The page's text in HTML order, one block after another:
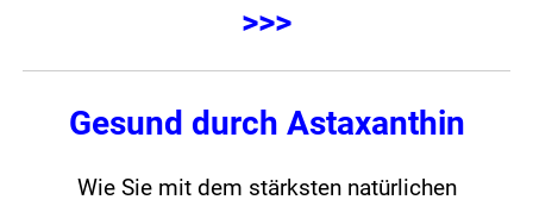
>>>
Gesund durch Astaxanthin
Wie Sie mit dem stärksten natürlichen